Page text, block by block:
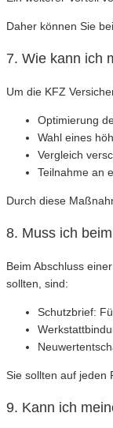
Daher können Sie
7. Wie kann ich
Um die KFZ
Optimierung
Wahl eines
Vergleich
Teilnahme an
Durch diese
8. Muss ich
Beim Abschluss
sollten, sind:
Schutzbrief:
Sie sollten auf jeden
9. Kann ich